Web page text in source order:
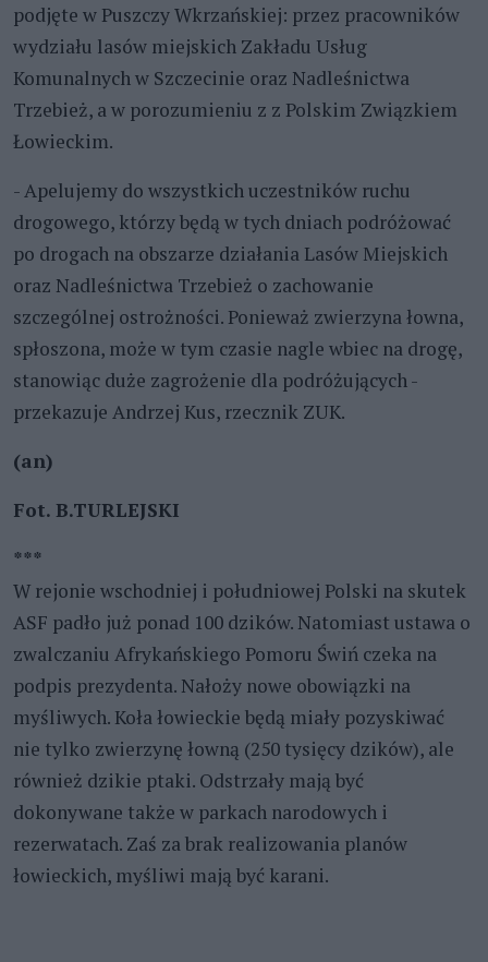
podjęte w Puszczy Wkrzańskiej: przez pracowników
wydziału lasów miejskich Zakładu Usług
Komunalnych w Szczecinie oraz Nadleśnictwa
Trzebież, a w porozumieniu z z Polskim Związkiem
Łowieckim.
- Apelujemy do wszystkich uczestników ruchu
drogowego, którzy będą w tych dniach podróżować
po drogach na obszarze działania Lasów Miejskich
oraz Nadleśnictwa Trzebież o zachowanie
szczególnej ostrożności. Ponieważ zwierzyna łowna,
spłoszona, może w tym czasie nagle wbiec na drogę,
stanowiąc duże zagrożenie dla podróżujących -
przekazuje Andrzej Kus, rzecznik ZUK.
(an)
Fot. B.TURLEJSKI
***
W rejonie wschodniej i południowej Polski na skutek
ASF padło już ponad 100 dzików. Natomiast ustawa o
zwalczaniu Afrykańskiego Pomoru Świń czeka na
podpis prezydenta. Nałoży nowe obowiązki na
myśliwych. Koła łowieckie będą miały pozyskiwać
nie tylko zwierzynę łowną (250 tysięcy dzików), ale
również dzikie ptaki. Odstrzały mają być
dokonywane także w parkach narodowych i
rezerwatach. Zaś za brak realizowania planów
łowieckich, myśliwi mają być karani.